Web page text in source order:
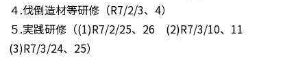
４.伐倒造材等研修（R7/2/3、4）
５.実践研修（(1)R7/2/25、26 (2)R7/3/10、11
(3)R7/3/24、25）